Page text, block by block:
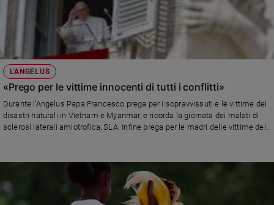
L'ANGELUS
«Prego per le vittime innocenti di tutti i conflitti»
Durante l’Angelus Papa Francesco prega per i sopravvissuti e le vittime dei
disastri naturali in Vietnam e Myanmar, e ricorda la giornata dei malati di
sclerosi laterali amiotrofica, SLA. Infine prega per le madri delle vittime dei
israeliani a Gaza: «Avevo incontrato la madre che mi ha colpito per la sua
umanità. L'accompagno in questo momento. Prego per le vittime e
continuo ad essere vicino a tutte le famiglie delle ostaggi», ha detto il Santo